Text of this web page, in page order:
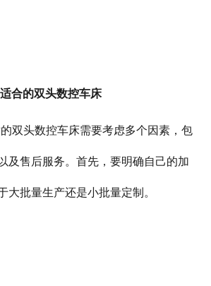
合的双头数控车床
双头数控车床需要考虑多个因素，包
及售后服务。首先，要明确自己的加
大批量生产还是小批量定制。